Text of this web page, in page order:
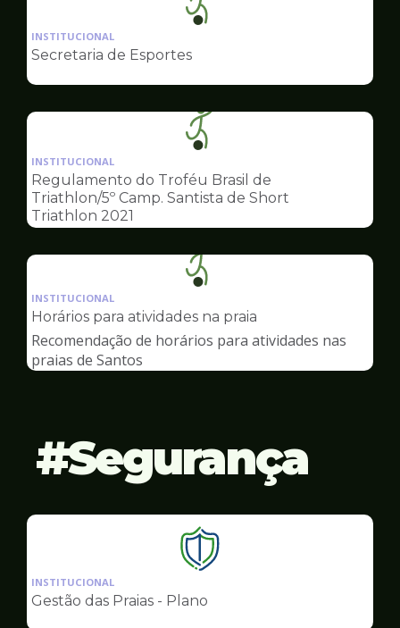
Ilustração
da
Esportes
INSTITUCIONAL
Secretaria de Esportes
Ilustração
da
pagina
de
INSTITUCIONAL
Regulamento do Troféu Brasil de
Triathlon/5º Camp. Santista de Short
Triathlon 2021
Ilustração
da
pagina
Esportes
INSTITUCIONAL
Horários para atividades na praia
Recomendação de horários para atividades nas
praias de Santos
Segurança
Ilustração
da
pagina
INSTITUCIONAL
Gestão das Praias - Plano